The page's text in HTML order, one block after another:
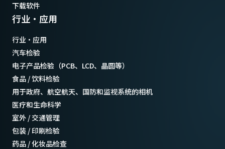
下载软件
行业·应用
行业·应用
汽车检验
电子产品检验（PCB、LCD、晶圆等）
食品 / 饮料检验
用于政府、航空航天、国防和监视系统的相机
医疗和生命科学
室外 / 交通管理
包装 / 印刷检验
药品 / 化妆品检查